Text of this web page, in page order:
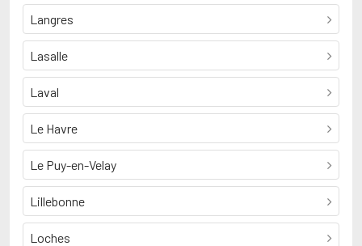
Langres
Lasalle
Laval
Le Havre
Le Puy-en-Velay
Lillebonne
Loches